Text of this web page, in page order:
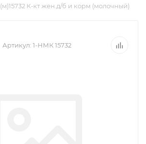
(м)15732 К-кт жен.д/б и корм (молочный)
Артикул: 1-НМК 15732